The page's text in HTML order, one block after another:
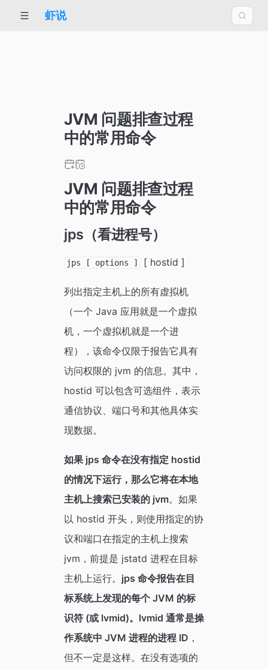
虾说
JVM 问题排查过程
中的常用命令
JVM 问题排查过程
中的常用命令
jps（看进程号）
jps [ options ] [ hostid ]
列出指定主机上的所有虚拟机
（一个 Java 应用就是一个虚拟
机，一个虚拟机就是一个进
程），该命令仅限于报告它具有
访问权限的 jvm 的信息。其中，
hostid 可以包含可选组件，表示
通信协议、端口号和其他具体实
现数据。
如果 jps 命令在没有指定 hostid
的情况下运行，那么它将在本地
主机上搜索已安装的 jvm。如果
以 hostid 开头，则使用指定的协
议和端口在指定的主机上搜索
jvm，前提是 jstatd 进程在目标
主机上运行。 jps 命令报告在目
标系统上发现的每个 JVM 的标
识符 (或 lvmid)。lvmid 通常是操
作系统中 JVM 进程的进程 ID ，
但不一定是这样。在没有选项的